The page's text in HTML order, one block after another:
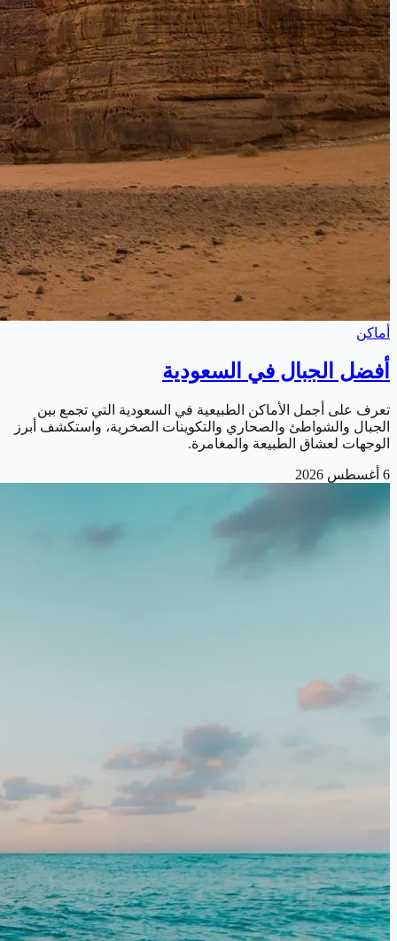
أماكن
أفضل الجبال في السعودية
تعرف على أجمل الأماكن الطبيعية في السعودية التي تجمع بين
الجبال والشواطئ والصحاري والتكوينات الصخرية، واستكشف أبرز
الوجهات لعشاق الطبيعة والمغامرة.
6 أغسطس 2026